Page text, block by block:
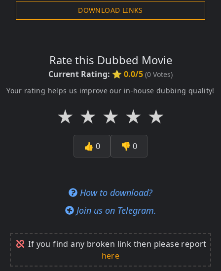
DOWNLOAD LINKS
Rate this Dubbed Movie
Current Rating: ⭐ 0.0/5 (0 Votes)
Your rating helps us improve our in-house dubbing quality!
★ ★ ★ ★ ★
👍 0 👎 0
How to download?
Join us on Telegram.
If you find any broken link then please report
here